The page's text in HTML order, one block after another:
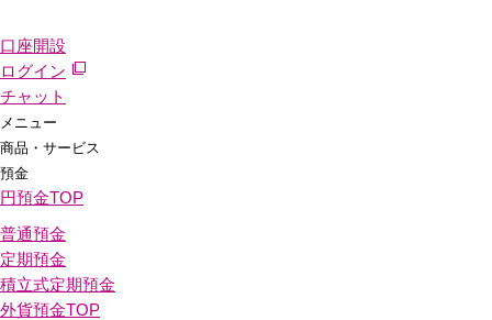
口座開設
ログイン
チャット
メニュー
商品・サービス
預金
円預金TOP
普通預金
定期預金
積立式定期預金
外貨預金TOP